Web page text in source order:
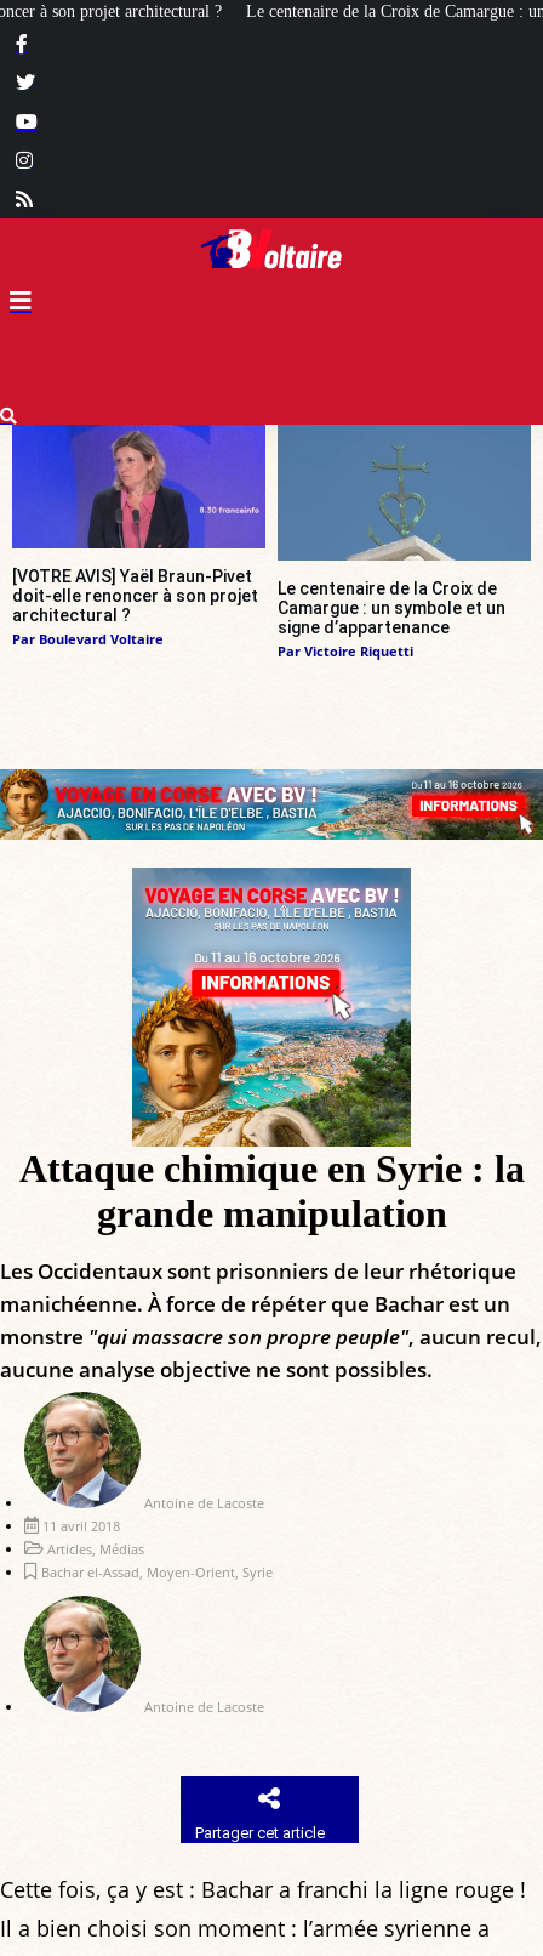
Le centenaire de la Croix de Camargue : un symbole et un signe
[VOTRE AVIS] Yaël Braun-Pivet
doit-elle renoncer à son projet
architectural ?
Par Boulevard Voltaire
Le centenaire de la Croix de
Camargue : un symbole et un
signe d’appartenance
Par Victoire Riquetti
Attaque chimique en Syrie : la
grande manipulation
Les Occidentaux sont prisonniers de leur rhétorique
manichéenne. À force de répéter que Bachar est un
monstre "qui massacre son propre peuple", aucun recul,
aucune analyse objective ne sont possibles.
Antoine de Lacoste
11 avril 2018
Articles, Médias
Bachar el-Assad, Moyen-Orient, Syrie
Antoine de Lacoste
Partager cet article
Cette fois, ça y est : Bachar a franchi la ligne rouge !
Il a bien choisi son moment : l’armée syrienne a